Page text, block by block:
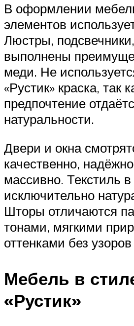
В оформлении
элементов
Люстры,
выполнены
меди. Не
«Рустик» краска, так
предпочтение
натуральности.
Двери и окна
качественно,
массивно. Текстиль
исключительно
Шторы отличаются
тонами, мягкими
оттенками без
Мебель в
«Рустик»